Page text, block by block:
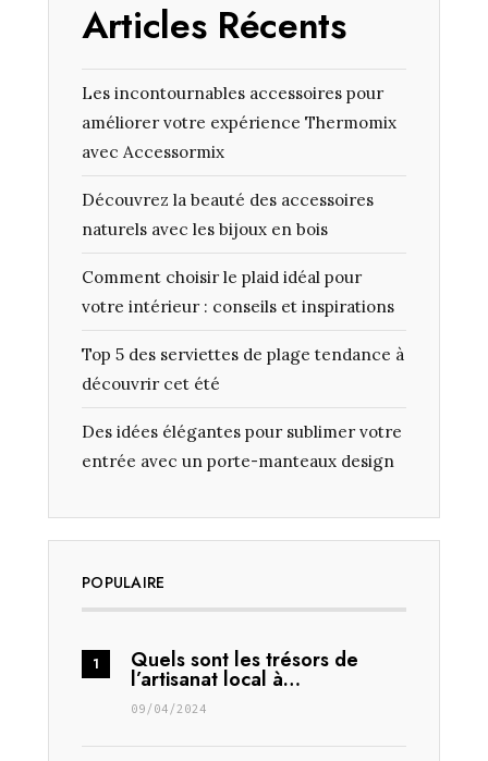
Articles Récents
Les incontournables accessoires pour
améliorer votre expérience Thermomix
avec Accessormix
Découvrez la beauté des accessoires
naturels avec les bijoux en bois
Comment choisir le plaid idéal pour
votre intérieur : conseils et inspirations
Top 5 des serviettes de plage tendance à
découvrir cet été
Des idées élégantes pour sublimer votre
entrée avec un porte-manteaux design
POPULAIRE
Quels sont les trésors de
l’artisanat local à…
09/04/2024